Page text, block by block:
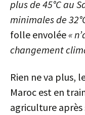
plus de 45°C au
minimales de
folle envolée«
changement
Rien ne va plus,
Maroc est en
agriculture après